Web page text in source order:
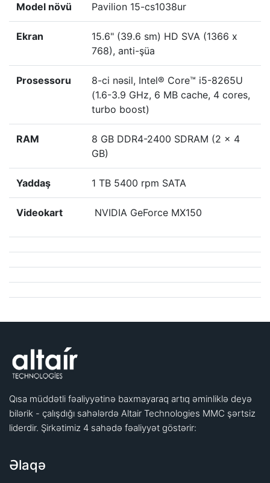
Model növü Pavilion 15-cs1038ur
Ekran
15.6" (39.6 sm) HD SVA (1366 x
768), anti-şüa
Prosessoru
8-ci nəsil, Intel® Core™ i5-8265U
(1.6-3.9 GHz, 6 MB cache, 4 cores,
turbo boost)
RAM
8 GB DDR4-2400 SDRAM (2 x 4
GB)
Yaddaş 1 TB 5400 rpm SATA
Videokart NVIDIA GeForce MX150
Qısa müddətli fəaliyyətinə baxmayaraq artıq əminliklə deyə
bilərik - çalışdığı sahələrdə Altair Technologies MMC şərtsiz
liderdir. Şirkətimiz 4 sahədə fəaliyyət göstərir:
Əlaqə